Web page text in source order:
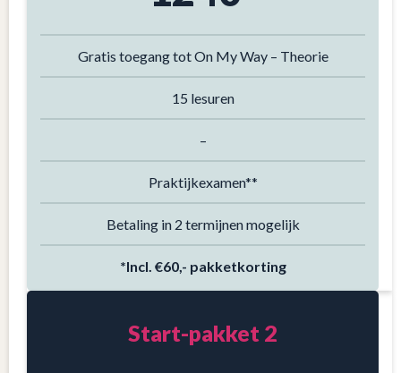
Gratis toegang tot On My Way – Theorie
15 lesuren
–
Praktijkexamen**
Betaling in 2 termijnen mogelijk
*Incl. €60,- pakketkorting
Start-pakket 2